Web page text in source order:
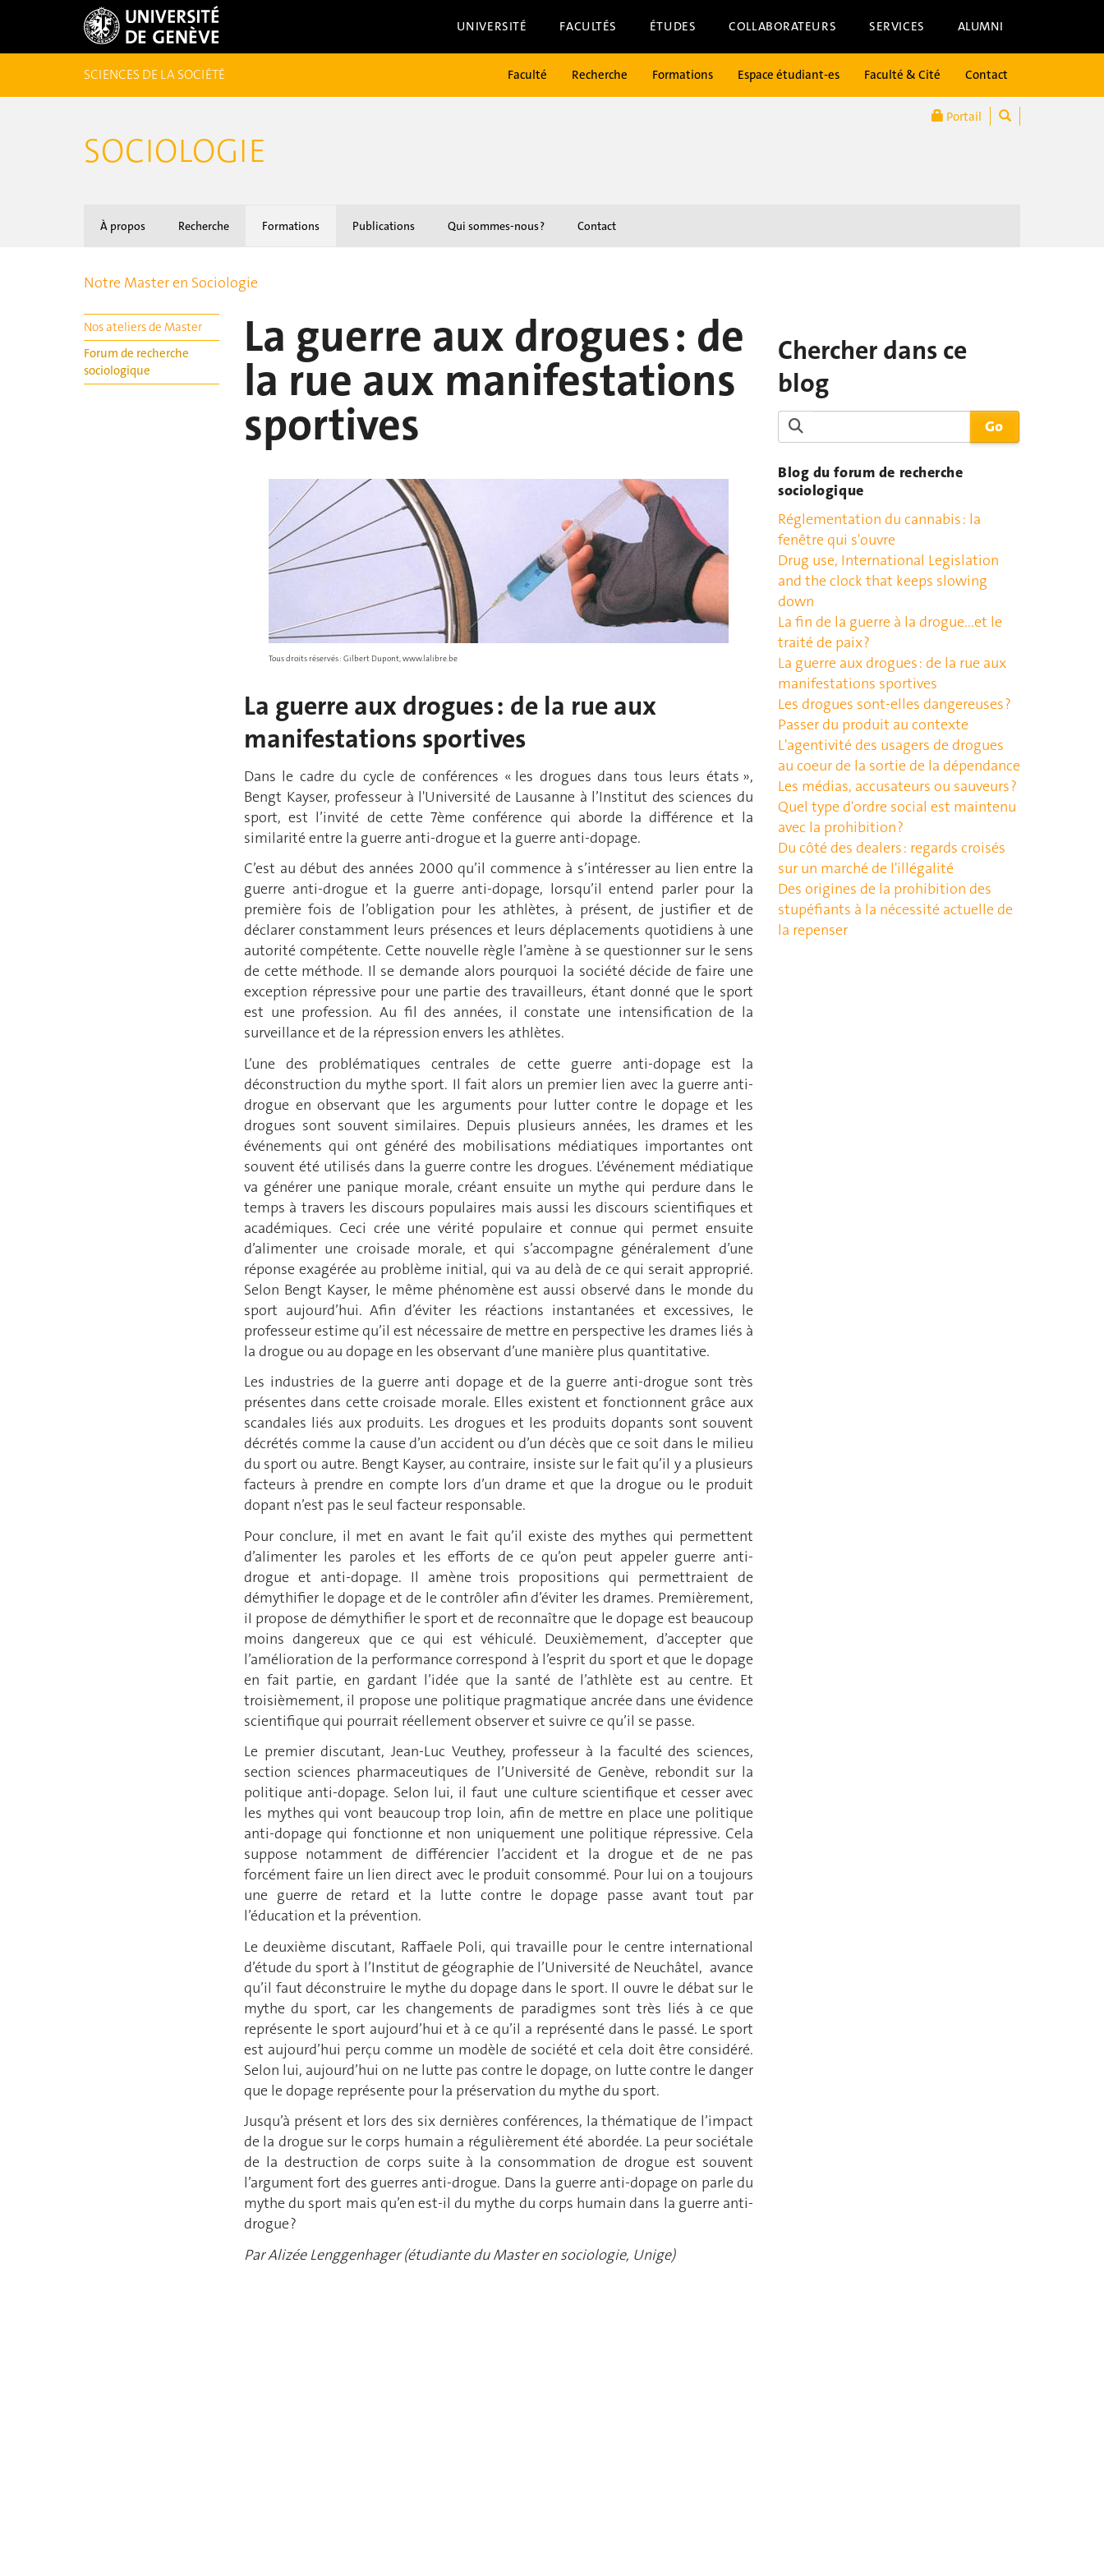
UNIVERSITÉ FACULTÉS ÉTUDES COLLABORATEURS SERVICES ALUMNI
Portail
SCIENCES DE LA SOCIÉTÉ Faculté Recherche Formations Espace étudiant-es Faculté & Cité Contact
SOCIOLOGIE
À propos Recherche Formations Publications Qui sommes-nous ? Contact
Notre Master en Sociologie
Nos ateliers de Master
Forum de recherche
sociologique
La guerre aux drogues : de
la rue aux manifestations
sportives
Tous droits réservés : Gilbert Dupont, www.lalibre.be
La guerre aux drogues : de la rue aux
manifestations sportives
Dans le cadre du cycle de conférences « les drogues dans tous leurs états »,
Bengt Kayser, professeur à l'Université de Lausanne à l’Institut des sciences du
sport, est l’invité de cette 7ème conférence qui aborde la différence et la
similarité entre la guerre anti-drogue et la guerre anti-dopage.
C’est au début des années 2000 qu’il commence à s’intéresser au lien entre la
guerre anti-drogue et la guerre anti-dopage, lorsqu’il entend parler pour la
première fois de l’obligation pour les athlètes, à présent, de justifier et de
déclarer constamment leurs présences et leurs déplacements quotidiens à une
autorité compétente. Cette nouvelle règle l’amène à se questionner sur le sens
de cette méthode. Il se demande alors pourquoi la société décide de faire une
exception répressive pour une partie des travailleurs, étant donné que le sport
est une profession. Au fil des années, il constate une intensification de la
surveillance et de la répression envers les athlètes.
L’une des problématiques centrales de cette guerre anti-dopage est la
déconstruction du mythe sport. Il fait alors un premier lien avec la guerre anti-
drogue en observant que les arguments pour lutter contre le dopage et les
drogues sont souvent similaires. Depuis plusieurs années, les drames et les
événements qui ont généré des mobilisations médiatiques importantes ont
souvent été utilisés dans la guerre contre les drogues. L’événement médiatique
va générer une panique morale, créant ensuite un mythe qui perdure dans le
temps à travers les discours populaires mais aussi les discours scientifiques et
académiques. Ceci crée une vérité populaire et connue qui permet ensuite
d’alimenter une croisade morale, et qui s’accompagne généralement d’une
réponse exagérée au problème initial, qui va au delà de ce qui serait approprié.
Selon Bengt Kayser, le même phénomène est aussi observé dans le monde du
sport aujourd’hui. Afin d’éviter les réactions instantanées et excessives, le
professeur estime qu’il est nécessaire de mettre en perspective les drames liés à
la drogue ou au dopage en les observant d’une manière plus quantitative.
Les industries de la guerre anti dopage et de la guerre anti-drogue sont très
présentes dans cette croisade morale. Elles existent et fonctionnent grâce aux
scandales liés aux produits. Les drogues et les produits dopants sont souvent
décrétés comme la cause d’un accident ou d’un décès que ce soit dans le milieu
du sport ou autre. Bengt Kayser, au contraire, insiste sur le fait qu’il y a plusieurs
facteurs à prendre en compte lors d’un drame et que la drogue ou le produit
dopant n’est pas le seul facteur responsable.
Pour conclure, il met en avant le fait qu’il existe des mythes qui permettent
d’alimenter les paroles et les efforts de ce qu’on peut appeler guerre anti-
drogue et anti-dopage. Il amène trois propositions qui permettraient de
démythifier le dopage et de le contrôler afin d’éviter les drames. Premièrement,
iI propose de démythifier le sport et de reconnaître que le dopage est beaucoup
moins dangereux que ce qui est véhiculé. Deuxièmement, d’accepter que
l’amélioration de la performance correspond à l’esprit du sport et que le dopage
en fait partie, en gardant l’idée que la santé de l’athlète est au centre. Et
troisièmement, il propose une politique pragmatique ancrée dans une évidence
scientifique qui pourrait réellement observer et suivre ce qu’il se passe.
Le premier discutant, Jean-Luc Veuthey, professeur à la faculté des sciences,
section sciences pharmaceutiques de l’Université de Genève, rebondit sur la
politique anti-dopage. Selon lui, il faut une culture scientifique et cesser avec
les mythes qui vont beaucoup trop loin, afin de mettre en place une politique
anti-dopage qui fonctionne et non uniquement une politique répressive. Cela
suppose notamment de différencier l’accident et la drogue et de ne pas
forcément faire un lien direct avec le produit consommé. Pour lui on a toujours
une guerre de retard et la lutte contre le dopage passe avant tout par
l’éducation et la prévention.
Le deuxième discutant, Raffaele Poli, qui travaille pour le centre international
d’étude du sport à l’Institut de géographie de l’Université de Neuchâtel, avance
qu’il faut déconstruire le mythe du dopage dans le sport. Il ouvre le débat sur le
mythe du sport, car les changements de paradigmes sont très liés à ce que
représente le sport aujourd’hui et à ce qu’il a représenté dans le passé. Le sport
est aujourd’hui perçu comme un modèle de société et cela doit être considéré.
Selon lui, aujourd’hui on ne lutte pas contre le dopage, on lutte contre le danger
que le dopage représente pour la préservation du mythe du sport.
Jusqu’à présent et lors des six dernières conférences, la thématique de l’impact
de la drogue sur le corps humain a régulièrement été abordée. La peur sociétale
de la destruction de corps suite à la consommation de drogue est souvent
l’argument fort des guerres anti-drogue. Dans la guerre anti-dopage on parle du
mythe du sport mais qu’en est-il du mythe du corps humain dans la guerre anti-
drogue ?
Par Alizée Lenggenhager (étudiante du Master en sociologie, Unige)
Chercher dans ce
blog
Blog du forum de recherche
sociologique
Réglementation du cannabis : la
fenêtre qui s'ouvre
Drug use, International Legislation
and the clock that keeps slowing
down
La fin de la guerre à la drogue...et le
traité de paix ?
La guerre aux drogues : de la rue aux
manifestations sportives
Les drogues sont-elles dangereuses ?
Passer du produit au contexte
L'agentivité des usagers de drogues
au coeur de la sortie de la dépendance
Les médias, accusateurs ou sauveurs ?
Quel type d'ordre social est maintenu
avec la prohibition ?
Du côté des dealers : regards croisés
sur un marché de l'illégalité
Des origines de la prohibition des
stupéfiants à la nécessité actuelle de
la repenser